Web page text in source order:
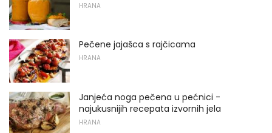
HRANA
Pečene jajašca s rajčicama
HRANA
Janjeća noga pečena u pećnici -
najukusnijih recepata izvornih jela
HRANA